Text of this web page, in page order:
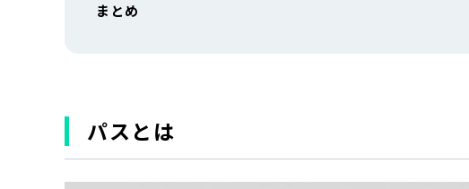
まとめ
パスとは